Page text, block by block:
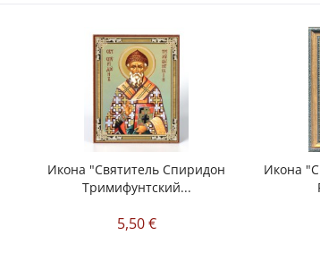
Икона "Святитель Спиридон
Тримифунтский...
5,50 €
Икона